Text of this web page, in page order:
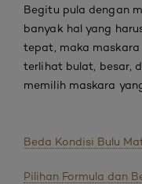
Begitu pula dengan
banyak hal yang
tepat, maka
terlihat bulat, besar,
memilih maskara
Beda Kondisi Bulu
Pilihan Formula dan